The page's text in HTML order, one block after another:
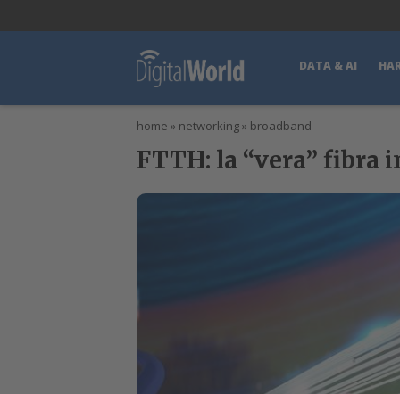
DATA & AI
home » networking» broadband
FTTH: la “vera” fibra